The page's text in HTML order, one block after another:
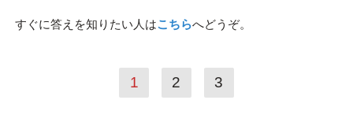
すぐに答えを知りたい人はこちらへどうぞ。
1 2 3